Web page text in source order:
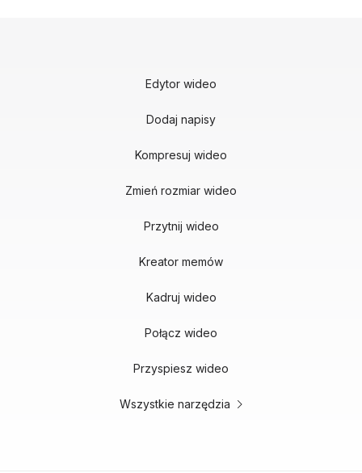
Edytor wideo
Dodaj napisy
Kompresuj wideo
Zmień rozmiar wideo
Przytnij wideo
Kreator memów
Kadruj wideo
Połącz wideo
Przyspiesz wideo
Wszystkie narzędzia